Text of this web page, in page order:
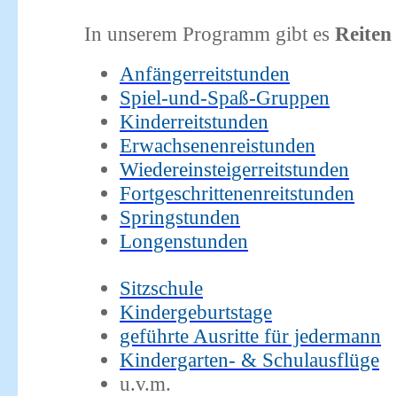
In unserem Programm gibt es
Anfängerreitstunden
Spiel-und-Spaß-Gruppen
Kinderreitstunden
Erwachsenenreistunden
Wiedereinsteigerreitstunden
Fortgeschrittenenreitstunden
Springstunden
Longenstunden
Sitzschule
Kindergeburtstage
geführte Ausritte für jedermann
Kindergarten- & Schulausflüge
u.v.m.